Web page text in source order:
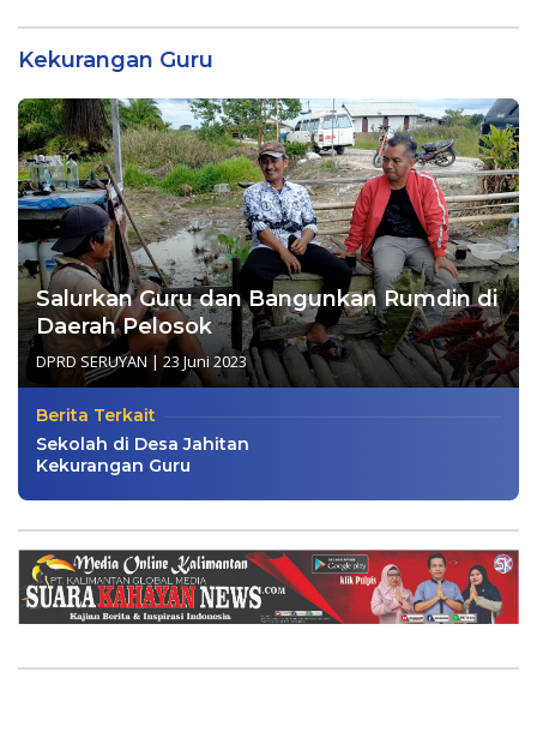
Kekurangan Guru
Salurkan Guru dan Bangunkan Rumdin di
Daerah Pelosok
DPRD SERUYAN | 23 Juni 2023
Berita Terkait
Sekolah di Desa Jahitan
Kekurangan Guru